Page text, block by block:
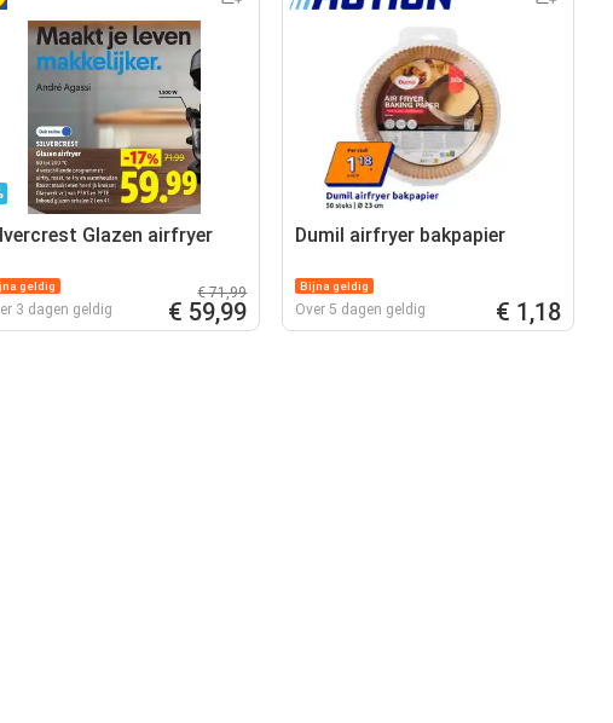
Glazen airfryer
geldig
3 dagen geldig
€ 71,99
€ 59,99
Dumil airfryer bakpapier
Bijna geldig
Over 5 dagen geldig € 1,18